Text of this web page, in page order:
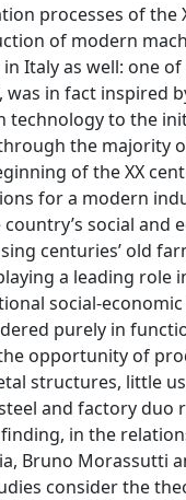
processes of
of modern
Italy as well: one
in fact inspired
to the
the majority
of the XX
for a modern
social
centuries’ old
a leading role
social-
purely in
opportunity of
structures, little
and factory
in the
Bruno Morassutti
consider the